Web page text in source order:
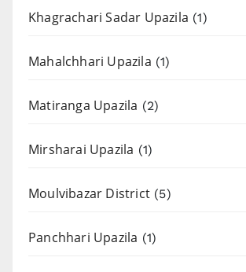
Khagrachari Sadar Upazila (1)
Mahalchhari Upazila (1)
Matiranga Upazila (2)
Mirsharai Upazila (1)
Moulvibazar District (5)
Panchhari Upazila (1)